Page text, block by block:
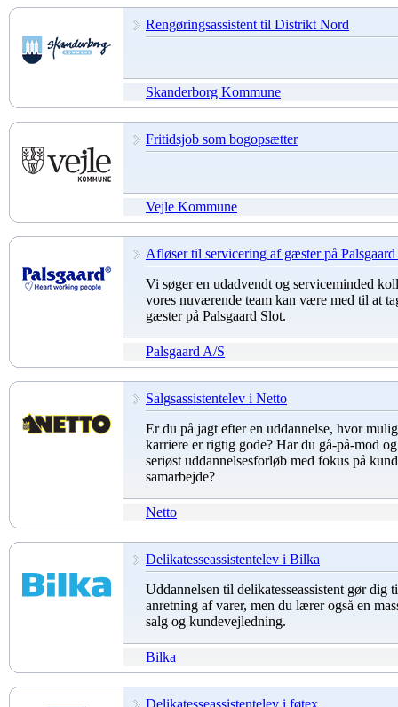
Rengøringsassistent til Distrikt Nord
Skanderborg Kommune
Fritidsjob som bogopsætter
Vejle Kommune
Afløser til servicering af gæster på
Vi søger en udadvendt og serviceminded
vores nuværende team kan være med til at
gæster på Palsgaard Slot.
Palsgaard A/S
Salgsassistentelev i Netto
Er du på jagt efter en uddannelse, hvor
karriere er rigtig gode? Har du gå-på-mod
seriøst uddannelsesforløb med fokus på
samarbejde?
Netto
Delikatesseassistentelev i Bilka
Uddannelsen til delikatesseassistent gør dig
anretning af varer, men du lærer også en
salg og kundevejledning.
Bilka
Delikatesseassistentelev i føtex